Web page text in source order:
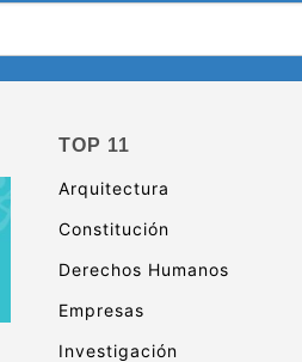
TOP 11
Arquitectura
Constitución
Derechos Humanos
Empresas
Investigación